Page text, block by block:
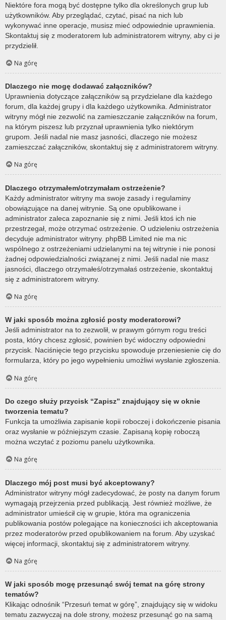
Niektóre fora mogą być dostępne tylko dla określonych grup lub
użytkowników. Aby przeglądać, czytać, pisać na nich lub
wykonywać inne operacje, musisz mieć odpowiednie uprawnienia.
Skontaktuj się z moderatorem lub administratorem witryny, aby ci je
przydzielił.
Na górę
Dlaczego nie mogę dodawać załączników?
Uprawnienia dotyczące załączników są przydzielane dla każdego
forum, dla każdej grupy i dla każdego użytkownika. Administrator
witryny mógł nie zezwolić na zamieszczanie załączników na forum,
na którym piszesz lub przyznał uprawnienia tylko niektórym
grupom. Jeśli nadal nie masz jasności, dlaczego nie możesz
zamieszczać załączników, skontaktuj się z administratorem witryny.
Na górę
Dlaczego otrzymałem/otrzymałam ostrzeżenie?
Każdy administrator witryny ma swoje zasady i regulaminy
obowiązujące na danej witrynie. Są one opublikowane i
administrator zaleca zapoznanie się z nimi. Jeśli ktoś ich nie
przestrzegał, może otrzymać ostrzeżenie. O udzieleniu ostrzeżenia
decyduje administrator witryny. phpBB Limited nie ma nic
wspólnego z ostrzeżeniami udzielanymi na tej witrynie i nie ponosi
żadnej odpowiedzialności związanej z nimi. Jeśli nadal nie masz
jasności, dlaczego otrzymałeś/otrzymałaś ostrzeżenie, skontaktuj
się z administratorem witryny.
Na górę
W jaki sposób można zgłosić posty moderatorowi?
Jeśli administrator na to zezwolił, w prawym górnym rogu treści
posta, który chcesz zgłosić, powinien być widoczny odpowiedni
przycisk. Naciśnięcie tego przycisku spowoduje przeniesienie cię do
formularza, który po jego wypełnieniu umożliwi wysłanie zgłoszenia.
Na górę
Do czego służy przycisk “Zapisz” znajdujący się w oknie
tworzenia tematu?
Funkcja ta umożliwia zapisanie kopii roboczej i dokończenie pisania
oraz wysłanie w późniejszym czasie. Zapisaną kopię roboczą
można wczytać z poziomu panelu użytkownika.
Na górę
Dlaczego mój post musi być akceptowany?
Administrator witryny mógł zadecydować, że posty na danym forum
wymagają przejrzenia przed publikacją. Jest również możliwe, że
administrator umieścił cię w grupie, która ma ograniczenia
publikowania postów polegające na konieczności ich akceptowania
przez moderatorów przed opublikowaniem na forum. Aby uzyskać
więcej informacji, skontaktuj się z administratorem witryny.
Na górę
W jaki sposób mogę przesunąć swój temat na górę strony
tematów?
Klikając odnośnik “Przesuń temat w górę”, znajdujący się w widoku
tematu zazwyczaj na dole strony, możesz przesunąć go na samą